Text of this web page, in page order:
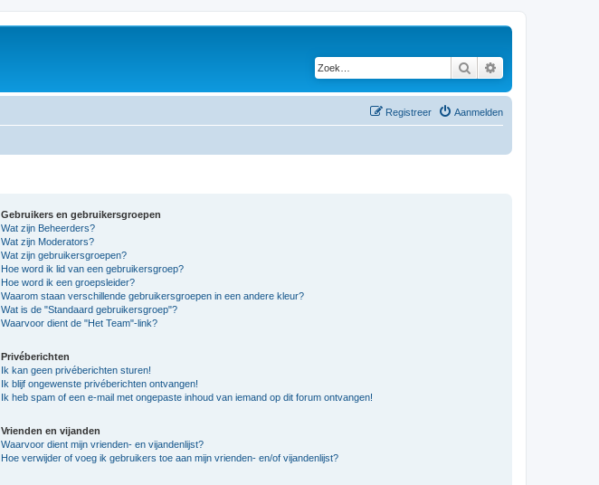
Zoek
Aanmelden
Registreer
Gebruikers en gebruikersgroepen
Wat zijn Beheerders?
Wat zijn Moderators?
Wat zijn gebruikersgroepen?
Hoe word ik lid van een gebruikersgroep?
Hoe word ik een groepsleider?
Waarom staan verschillende gebruikersgroepen in een andere kleur?
Wat is de "Standaard gebruikersgroep"?
Waarvoor dient de "Het Team"-link?
Privéberichten
Ik kan geen privéberichten sturen!
Ik blijf ongewenste privéberichten ontvangen!
Ik heb spam of een e-mail met ongepaste inhoud van iemand op dit forum ontvangen!
Vrienden en vijanden
Waarvoor dient mijn vrienden- en vijandenlijst?
Hoe verwijder of voeg ik gebruikers toe aan mijn vrienden- en/of vijandenlijst?